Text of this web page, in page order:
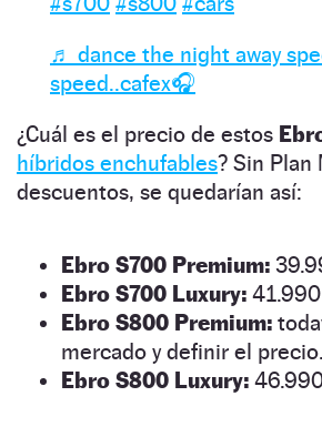
♬ dance the night away
speed..cafex🎧
¿Cuál es el precio de estos
híbridos enchufables? Sin Plan
descuentos, se quedarían así:
Ebro S700 Premium:
Ebro S700 Luxury:
Ebro S800 Premium:
mercado y definir el precio.
Ebro S800 Luxury: